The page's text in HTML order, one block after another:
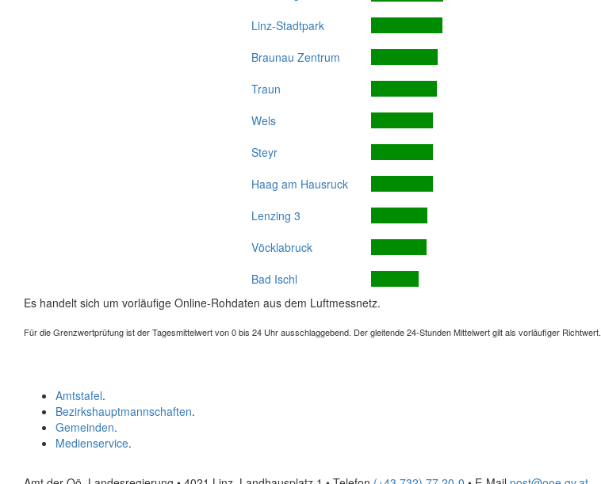
Linz-Stadtpark
Braunau Zentrum
Traun
Wels
Steyr
Haag am Hausruck
Lenzing 3
Vöcklabruck
Bad Ischl
Es handelt sich um vorläufige Online-Rohdaten aus dem Luftmessnetz.
Für die Grenzwertprüfung ist der Tagesmittelwert von 0 bis 24 Uhr ausschlaggebend. Der gleitende 24-Stunden Mittelwert gilt als vorläufiger Richtwert.
Amtstafel.
Bezirkshauptmannschaften.
Gemeinden.
Medienservice.